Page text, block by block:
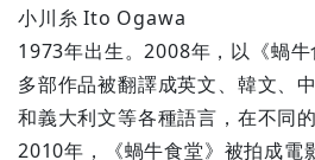
小川糸 Ito Ogawa
1973年出生。2008年，以《蝸
多部作品被翻譯成英文、韓文、
和義大利文等各種語言，在不同的
2010年，《蝸牛食堂》被拍成電